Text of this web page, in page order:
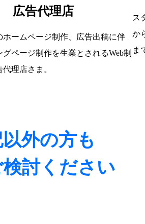
広告代理店
ホームページ制作、広告出稿に伴
グページ制作を生業とされるWeb制
理店さま。
ス
か
ま
外の方も
討ください